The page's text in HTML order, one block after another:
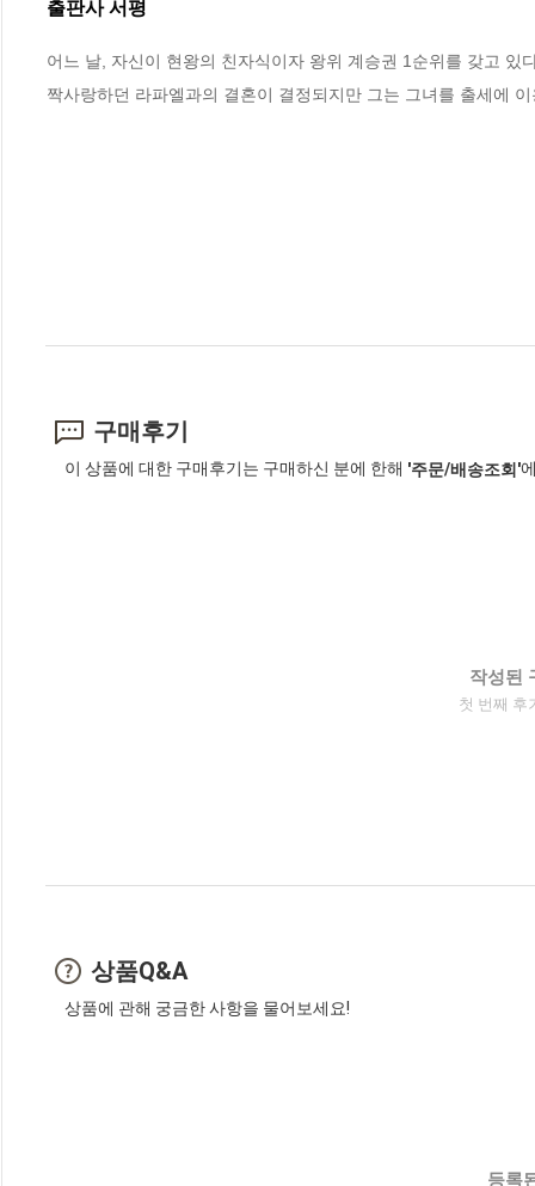
출판사 서평
어느 날, 자신이 현왕의 친자식이자 왕위 계승권 1순위를 갖고 있
짝사랑하던 라파엘과의 결혼이 결정되지만 그는 그녀를 출세에
구매후기
이 상품에 대한 구매후기는 구매하신 분에 한해 '주문/배송조회'
작성된
첫 번째 후
상품Q&A
상품에 관해 궁금한 사항을 물어보세요!
등록